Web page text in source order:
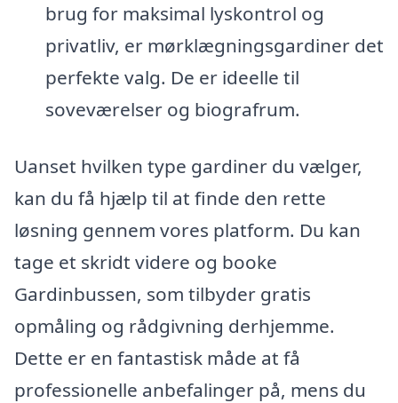
brug for maksimal lyskontrol og
privatliv, er mørklægningsgardiner det
perfekte valg. De er ideelle til
soveværelser og biografrum.
Uanset hvilken type gardiner du vælger,
kan du få hjælp til at finde den rette
løsning gennem vores platform. Du kan
tage et skridt videre og booke
Gardinbussen, som tilbyder gratis
opmåling og rådgivning derhjemme.
Dette er en fantastisk måde at få
professionelle anbefalinger på, mens du